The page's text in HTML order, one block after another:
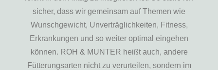
sicher, dass wir gemeinsam auf Themen wie
Wunschgewicht, Unverträglichkeiten, Fitness,
Erkrankungen und so weiter optimal eingehen
können. ROH & MUNTER heißt auch, andere
Fütterungsarten nicht zu verurteilen, sondern im